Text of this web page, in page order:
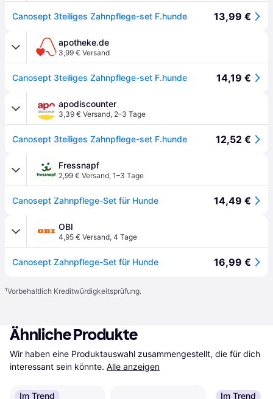
Canosept 3teiliges Zahnpflege-set F.hunde 13,99 €
apotheke.de
3,99 € Versand
Canosept 3teiliges Zahnpflege-set F.hunde 14,19 €
apodiscounter
3,39 € Versand, 2–3 Tage
Canosept 3teiliges Zahnpflege-set F.hunde 12,52 €
Fressnapf
2,99 € Versand, 1–3 Tage
Canosept Zahnpflege-Set für Hunde 14,49 €
OBI
4,95 € Versand, 4 Tage
Canosept Zahnpflege-Set für Hunde 16,99 €
¹Vorbehaltlich Kreditwürdigkeitsprüfung.
Ähnliche Produkte
Wir haben eine Produktauswahl zusammengestellt, die für dich
interessant sein könnte. Alle anzeigen
Im Trend Im Trend